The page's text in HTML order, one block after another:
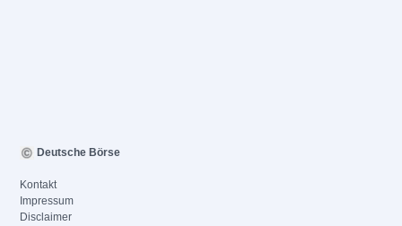
Deutsche Börse
Kontakt
Impressum
Disclaimer